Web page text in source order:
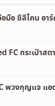
มือ ซิลิโคน อาร์
กระเป๋าสต
วงกุญแจ แอต